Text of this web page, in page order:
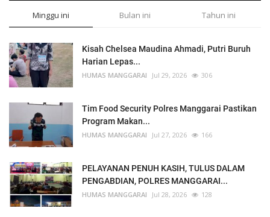
Minggu ini Bulan ini Tahun ini
Kisah Chelsea Maudina Ahmadi, Putri Buruh
Harian Lepas...
HUMAS MANGGARAI Jul 29, 2026 306
Tim Food Security Polres Manggarai Pastikan
Program Makan...
HUMAS MANGGARAI Jul 27, 2026 166
PELAYANAN PENUH KASIH, TULUS DALAM
PENGABDIAN, POLRES MANGGARAI...
HUMAS MANGGARAI Jul 28, 2026 128